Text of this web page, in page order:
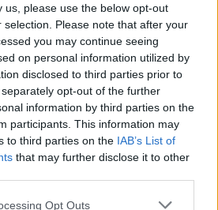
us, please use the below opt-out
Please note that after your
you may continue seeing
on personal information utilized by
disclosed to third parties prior to
opt-out of the further
information by third parties on the
participants. This information may
to third parties on the IAB’s List of
that may further disclose it to other
Opt Outs
TAURO
LEER